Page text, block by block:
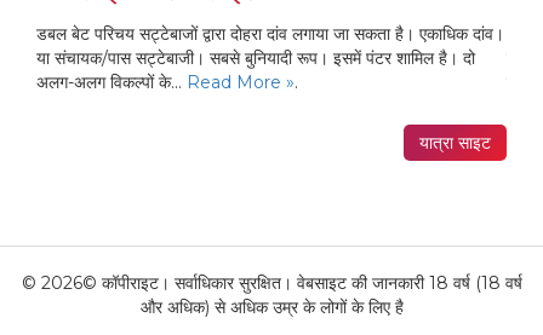
डबल बेट परिचय सट्टेबाजों द्वारा दोहरा दांव लगाया जा सकता है। एकाधिक दांव।
या संचायक/पास सट्टेबाजी। सबसे बुनियादी रूप। इसमें पंटर शामिल है। दो
अलग-अलग विकल्पों के... Read More ».
यात्रा साइट
© 2026© कॉपीराइट। सर्वाधिकार सुरक्षित। वेबसाइट की जानकारी 18 वर्ष (18 वर्ष
और अधिक) से अधिक उम्र के लोगों के लिए है